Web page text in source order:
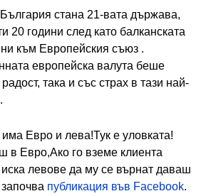
стана 21-вата държава,
20 години след като балканската
към Европейския съюз .
европейска валута беше
така и със страх в тази най-
Евро и лева!Тук е уловката!
в Евро,Ако го вземе клиента
левове да му се върнат даваш
публикация във Facebook.